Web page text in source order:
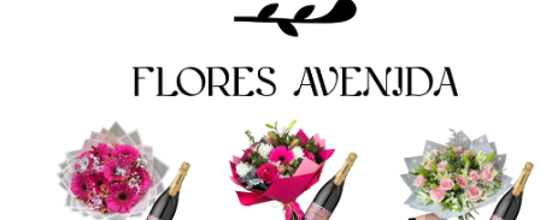
Dejá tu opinión
NOMBRE